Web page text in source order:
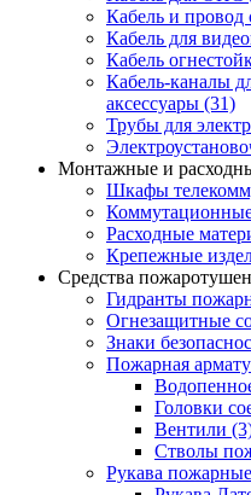
Кабель и провод
Кабель для
Кабель
Кабель-каналы
аксессуары (31)
Трубы для
Монтажные и
Шкафы
Расходные
Крепежные
Средства
Гидранты
Огнезащитные
Знаки
Пожарная
Головки
Вентили
Стволы
Рукава пожарные